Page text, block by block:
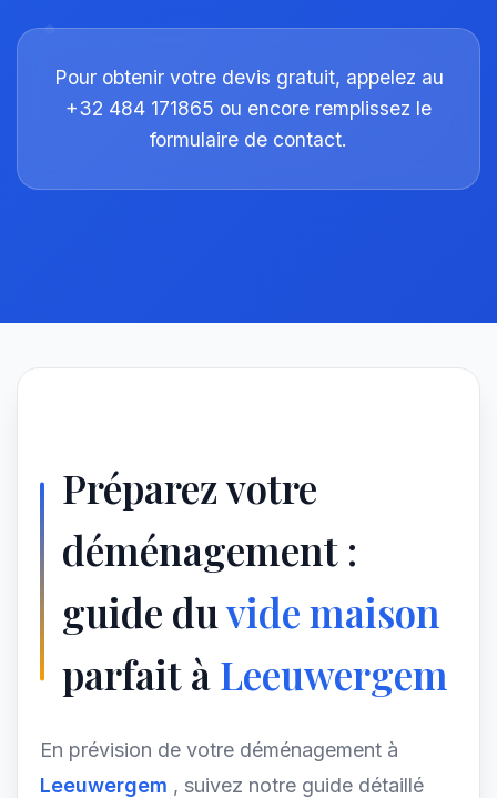
Pour obtenir votre devis gratuit, appelez au
+32 484 171865 ou encore remplissez le
formulaire de contact.
Préparez votre
déménagement :
guide duvide maison
parfait àLeeuwergem
En prévision de votre déménagement à
Leeuwergem , suivez notre guide détaillé